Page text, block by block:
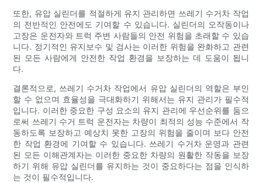
또한, 유압 실린더를 적절하게 유지 관리하면 쓰레기 수거차 작업
의 전반적인 안전에도 기여할 수 있습니다. 실린더의 오작동이나
고장은 운전자와 트럭 주변 사람들의 안전 위험을 초래할 수 있습
니다. 정기적인 유지보수 및 검사는 이러한 위험을 완화하고 관련
된 모든 사람에게 안전한 작업 환경을 보장하는 데 도움이 됩니
다.
결론적으로, 쓰레기 수거차 작업에서 유압 실린더의 역할은 부인
할 수 없으며 효율성을 극대화하기 위해서는 유지 관리가 필수적
입니다. 이러한 중요한 구성 요소의 유지 관리에 우선순위를 둠으
로써 쓰레기 수거 트럭 운전자는 차량이 최적의 성능 수준에서 작
동하도록 보장하고 예상치 못한 고장의 위험을 줄이며 보다 안전
한 작업 환경에 기여할 수 있습니다. 쓰레기 수거차 운영과 관련
된 모든 이해관계자는 이러한 중요한 차량의 원활한 작동을 보장
하기 위해 유압 실린더를 유지하는 것이 중요하다는 점을 인식하
는 것이 필수적입니다.